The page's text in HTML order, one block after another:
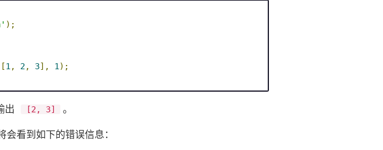
);
1 , 2, 3], 1 );
出 [2, 3] 。
会看到如下的错误信息：